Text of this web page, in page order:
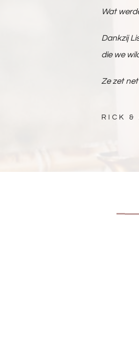
Wat
Dankzij
die we
Ze zet
RICK &